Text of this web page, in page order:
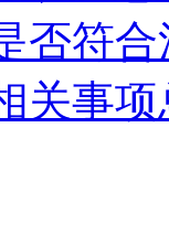
否符合
关事项